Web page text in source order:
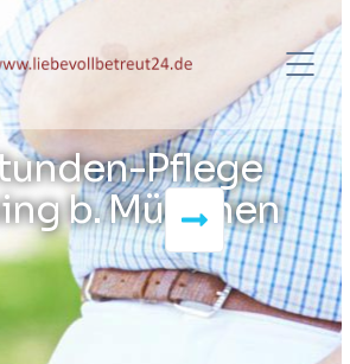
Pflege
b. München